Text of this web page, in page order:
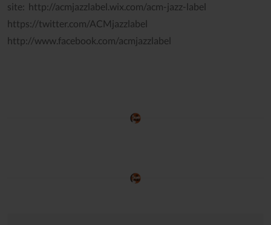
site: http://acmjazzlabel.wix.com/acm-jazz-label
https://twitter.com/ACMjazzlabel
http://www.facebook.com/acmjazzlabel